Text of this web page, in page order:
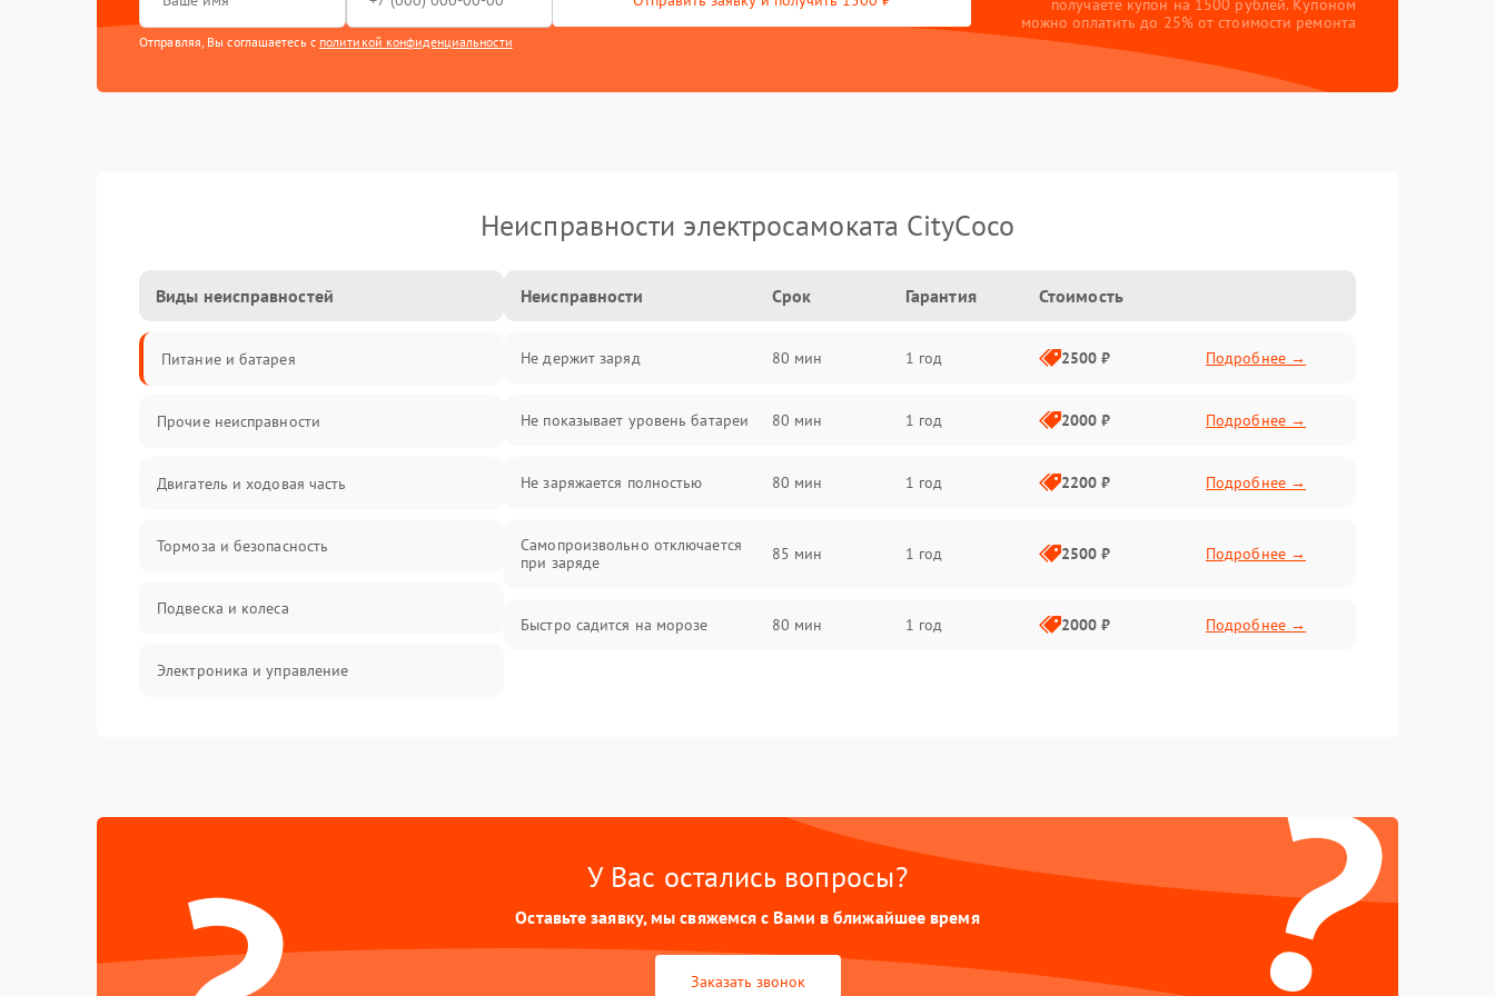
Отправляя, Вы соглашаетесь с политикой конфиденциальности
получаете купон на 1500 рублей. Купоном
можно оплатить до 25% от стоимости ремонта
Неисправности электросамоката CityCoco
Виды неисправностей
Питание и батарея
Прочие неисправности
Двигатель и ходовая часть
Тормоза и безопасность
Подвеска и колеса
Электроника и управление
Батарея
Механические повреждения
Неисправности Срок Гарантия Стоимость
Не держит заряд 80 мин 1 год 2500 ₽ Подробнее →
Не показывает уровень батареи 80 мин 1 год 2000 ₽ Подробнее →
Не заряжается полностью 80 мин 1 год 2200 ₽ Подробнее →
Самопроизвольно отключается
при заряде
85 мин 1 год 2500 ₽ Подробнее →
Быстро садится на морозе 80 мин 1 год 2000 ₽ Подробнее →
?
У Вас остались вопросы?
Оставьте заявку, мы свяжемся с Вами в ближайшее время
Заказать звонок